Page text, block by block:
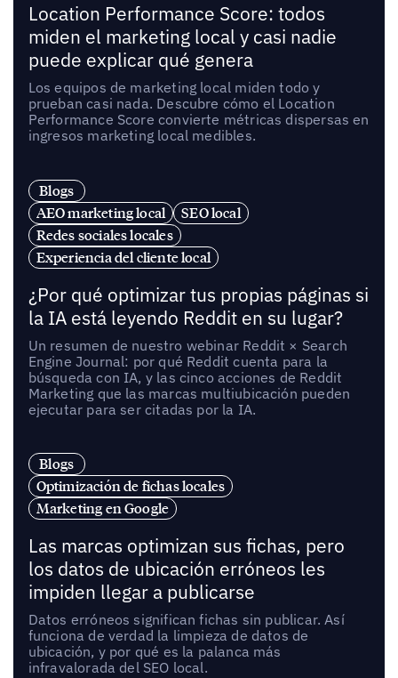
Location Performance Score: todos
miden el marketing local y casi nadie
puede explicar qué genera
Los equipos de marketing local miden todo y
prueban casi nada. Descubre cómo el Location
Performance Score convierte métricas dispersas en
ingresos marketing local medibles.
Blogs
AEO marketing local
SEO local
Redes sociales locales
Experiencia del cliente local
¿Por qué optimizar tus propias páginas si
la IA está leyendo Reddit en su lugar?
Un resumen de nuestro webinar Reddit × Search
Engine Journal: por qué Reddit cuenta para la
búsqueda con IA, y las cinco acciones de Reddit
Marketing que las marcas multiubicación pueden
ejecutar para ser citadas por la IA.
Blogs
Optimización de fichas locales
Marketing en Google
Las marcas optimizan sus fichas, pero
los datos de ubicación erróneos les
impiden llegar a publicarse
Datos erróneos significan fichas sin publicar. Así
funciona de verdad la limpieza de datos de
ubicación, y por qué es la palanca más
infravalorada del SEO local.